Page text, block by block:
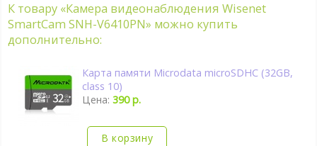
К товару «Камера видеонаблюдения Wisenet
SmartCam SNH-V6410PN» можно купить
дополнительно:
Карта памяти Microdata microSDHC (32GB,
class 10)
Цена:390 р.
В корзину